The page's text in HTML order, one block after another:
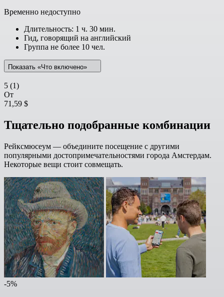
Временно недоступно
Длительность: 1 ч. 30 мин.
Гид, говорящий на английский
Группа не более 10 чел.
Показать «Что включено»
5 (1)
От
71,59 $
Тщательно подобранные комбинации
Рейксмюсеум — объедините посещение с другими
популярными достопримечательностями города Амстердам.
Некоторые вещи стоит совмещать.
-5%